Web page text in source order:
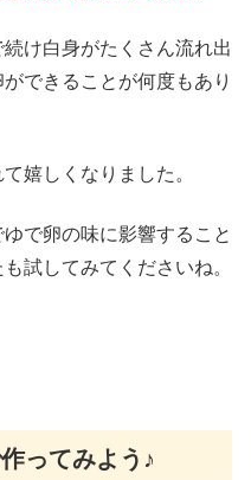
け白身がたくさん流れ出
できることが何度もあり
嬉しくなりました。
で卵の味に影響すること
試してみてくださいね。
ってみよう♪